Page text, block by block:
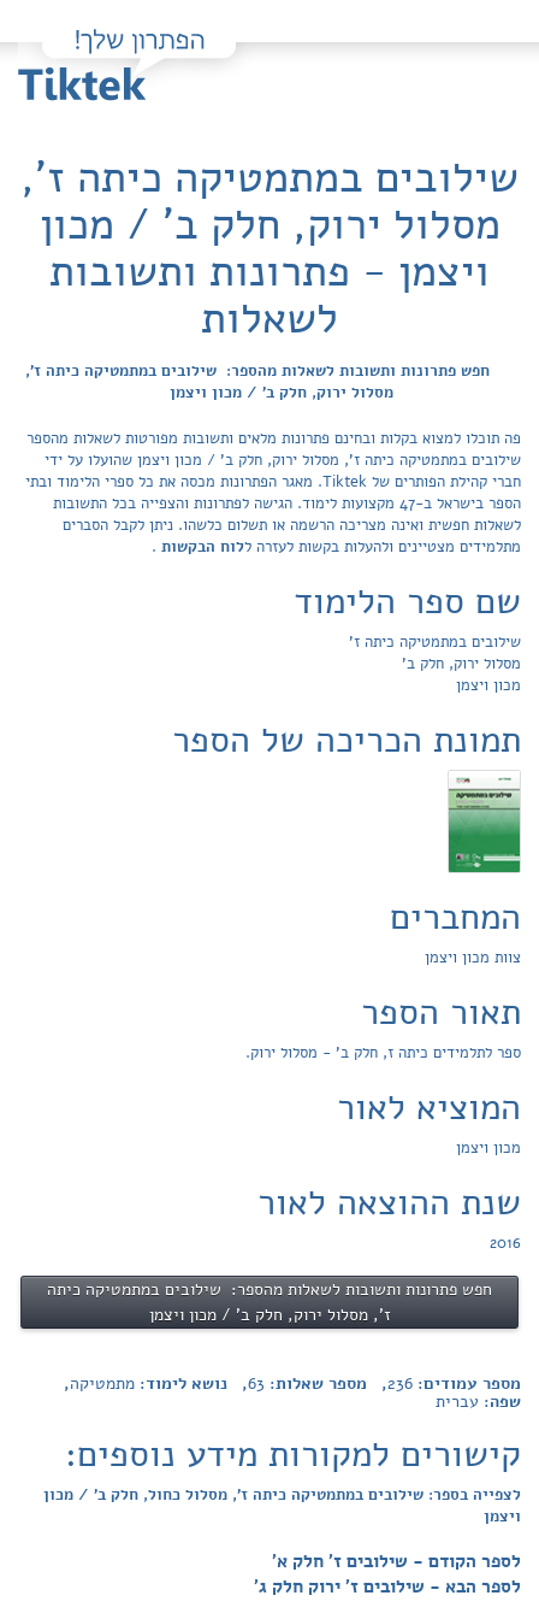
שילובים במתמטיקה כיתה ז',
מסלול ירוק, חלק ב' / מכון
ויצמן - פתרונות ותשובות
לשאלות
חפש פתרונות ותשובות לשאלות מהספר: שילובים במתמטיקה כיתה ז',
מסלול ירוק, חלק ב' / מכון ויצמן
פה תוכלו למצוא בקלות ובחינם פתרונות מלאים ותשובות מפורטות לשאלות מהספר
שילובים במתמטיקה כיתה ז', מסלול ירוק, חלק ב' / מכון ויצמן שהועלו על ידי
חברי קהילת הפותרים של Tiktek. מאגר הפתרונות מכסה את כל ספרי הלימוד ובתי
הספר בישראל ב-47 מקצועות לימוד. הגישה לפתרונות והצפייה בכל התשובות
לשאלות חפשית ואינה מצריכה הרשמה או תשלום כלשהו. ניתן לקבל הסברים
מתלמידים מצטיינים ולהעלות בקשות לעזרה ללוח הבקשות .
שם ספר הלימוד
שילובים במתמטיקה כיתה ז'
מסלול ירוק, חלק ב'
מכון ויצמן
תמונת הכריכה של הספר
המחברים
צוות מכון ויצמן
תאור הספר
ספר לתלמידים כיתה ז, חלק ב' - מסלול ירוק.
המוציא לאור
מכון ויצמן
שנת ההוצאה לאור
2016
חפש פתרונות ותשובות לשאלות מהספר: שילובים במתמטיקה כיתה
ז', מסלול ירוק, חלק ב' / מכון ויצמן
מספר עמודים: 236, מספר שאלות: 63, נושא לימוד: מתמטיקה,
שפה: עברית
קישורים למקורות מידע נוספים:
לצפייה בספר: שילובים במתמטיקה כיתה ז', מסלול כחול, חלק ב' / מכון
ויצמן
לספר הקודם - שילובים ז' חלק א'
לספר הבא - שילובים ז' ירוק חלק ג'